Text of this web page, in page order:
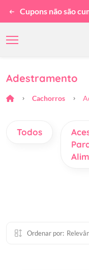
Cupons não são
Adestramento
Cachorros
Todos
Ordenar por: